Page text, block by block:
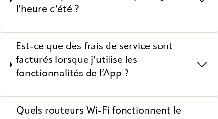
l’heure d’été ?
Est-ce que des frais de service sont
facturés lorsque j’utilise les
fonctionnalités de l’App ?
Quels routeurs Wi-Fi fonctionnent le